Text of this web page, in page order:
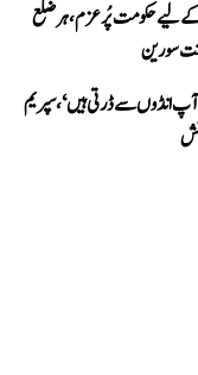
لیے حکومت پُرعزم، ہر ضلع
سورین
انڈوں سے ڈرتی ہیں‘، سپریم